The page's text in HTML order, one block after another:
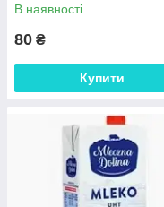
В наявності
80 ₴
Купити